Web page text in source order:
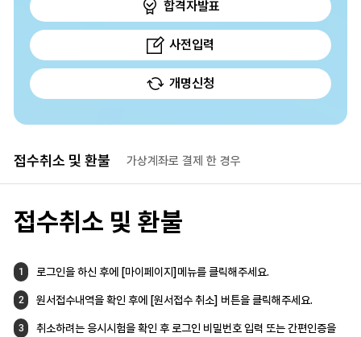
합격자발표
사전입력
개명신청
접수취소 및 환불 가상계좌로 결제 한 경우
접수취소 및 환불
1 로그인을 하신 후에 [마이페이지]메뉴를클릭해주세요.
2 원서접수내역을 확인 후에 [원서접수 취소] 버튼을 클릭해주세요.
3 취소하려는 응시시험을 확인 후 로그인 비밀번호 입력 또는 간편인증을